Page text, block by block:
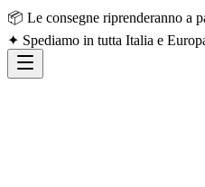
📦 Le consegne riprenderanno a
✦ Spediamo in tutta Italia e